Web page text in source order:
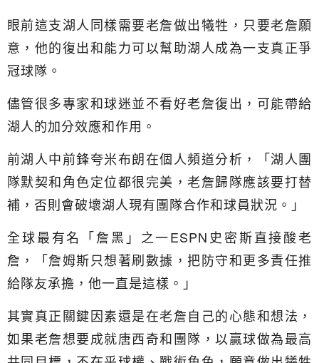
眼前這支湖人同樣需要老詹做出犧牲，只要老詹願
意，他的復出和能力可以幫助湖人成為一支真正爭
冠球隊。
儘管很多專家和球迷並不看好老詹復出，可能帶給
湖人的加分效應和作用。
前湖人中前鋒夸米布朗在個人頻道分析，「湖人團
隊默契和角色定位都很完美，老詹歸隊應該要打替
補，否則會破壞湖人現有團隊合作和球員狀況。」
全球最有名「詹黑」之一ESPN史密斯直接酸老
詹，「詹姆斯只想著刷數據，把防守和更多責任推
給隊友承擔，他一直是這樣。」
其實真正關鍵因素還是在老詹自己的心態和想法，
如果老詹想要成就唐西奇和團隊，以贏球做為最高